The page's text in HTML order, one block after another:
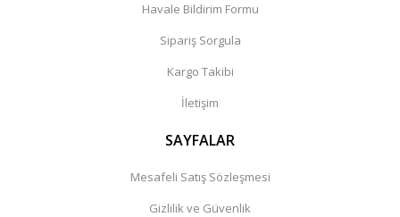
Havale Bildirim Formu
Sipariş Sorgula
Kargo Takibi
İletişim
SAYFALAR
Mesafeli Satış Sözleşmesi
Gizlilik ve Güvenlik